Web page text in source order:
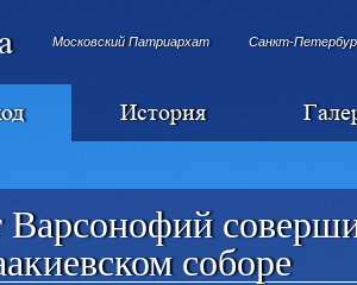
Московский Патриархат Санкт-
История
соборе